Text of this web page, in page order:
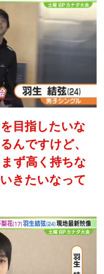
目指したいな
んですけど、
ず高く持ちな
きたいなって